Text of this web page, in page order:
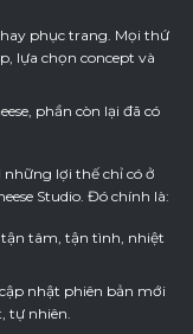
phục trang. Mọi thứ
lựa chọn concept và
phần còn lại đã có
những lợi thế chỉ có ở
Studio. Đó chính là:
tâm, tận tình, nhiệt
nhật phiên bản mới
tự nhiên.